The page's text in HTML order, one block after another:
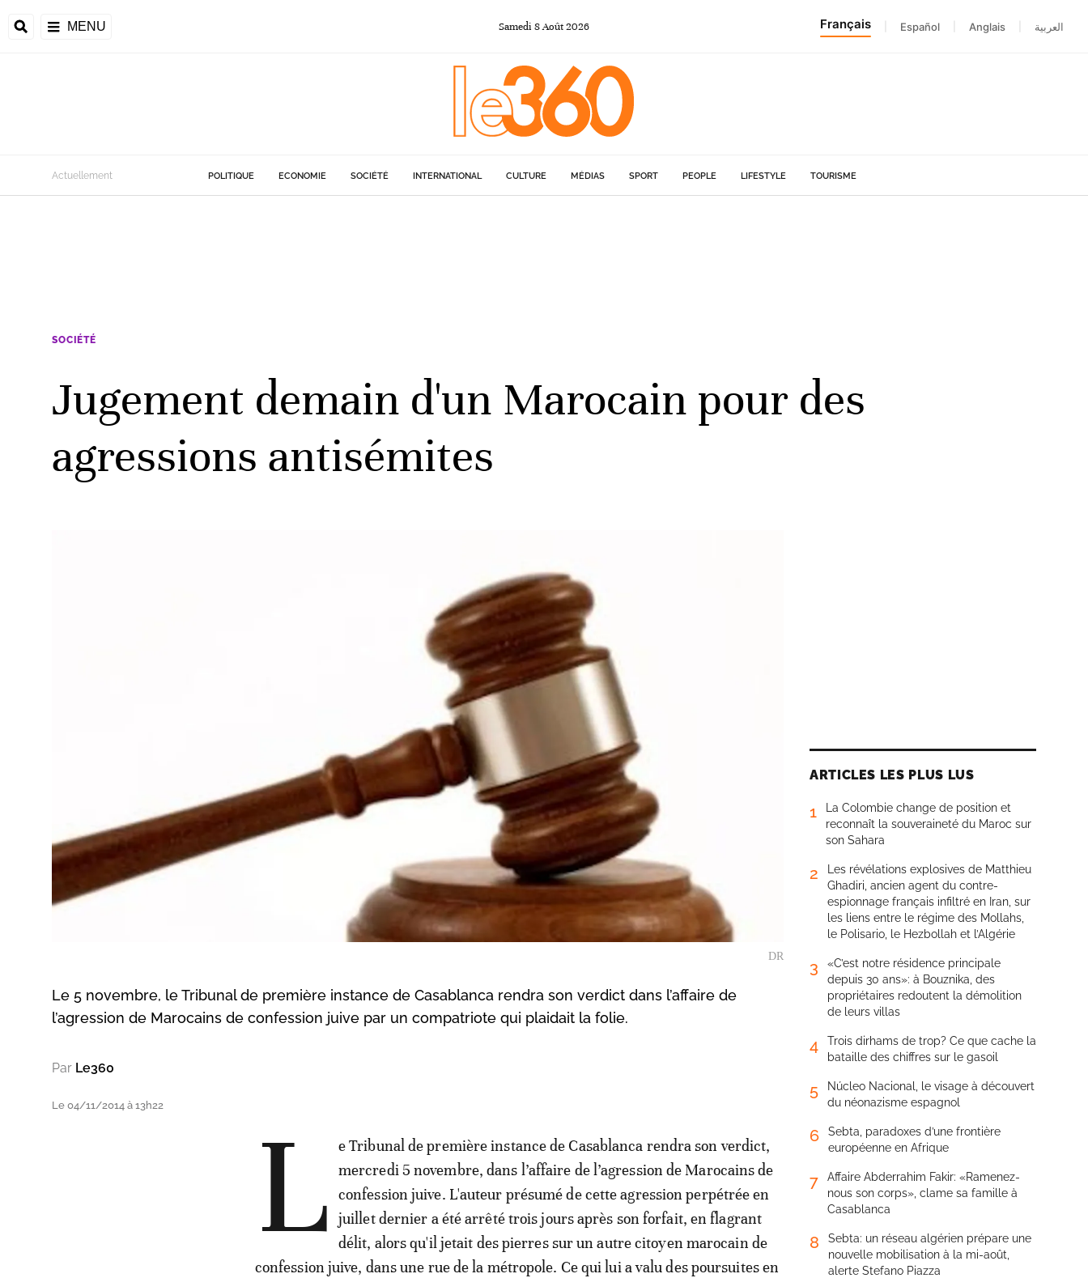
MENU Samedi 8Août2026 Français Español Anglais العربية
Actuellement POLITIQUE ECONOMIE SOCIÉTÉ INTERNATIONAL CULTURE MÉDIAS SPORT PEOPLE LIFESTYLE TOURISME
SOCIÉTÉ
Jugement demain d'un Marocain pour des
agressions antisémites
DR
Le 5 novembre, le Tribunal de première instance de Casablanca rendra son verdict dans l’affaire de
l’agression de Marocains de confession juive par un compatriote qui plaidait la folie.
Par Le360
Le 04/11/2014 à 13h22 L
e Tribunal de première instance de Casablanca rendra son verdict,
mercredi 5 novembre, dans l’affaire de l’agression de Marocains de
confession juive. L'auteur présumé de cette agression perpétrée en
juillet dernier a été arrêté trois jours après son forfait, en flagrant
délit, alors qu'il jetait des pierres sur un autre citoyen marocain de
confession juive, dans une rue de la métropole. Ce qui lui a valu des poursuites en
ARTICLES LES PLUS LUS
1
La Colombie change de position et
reconnaît la souveraineté du Maroc sur
son Sahara
2
Les révélations explosives de Matthieu
Ghadiri, ancien agent du contre-
espionnage français infiltré en Iran, sur
les liens entre le régime des Mollahs,
le Polisario, le Hezbollah et l’Algérie
3
«C’est notre résidence principale
depuis 30 ans»: à Bouznika, des
propriétaires redoutent la démolition
de leurs villas
4
Trois dirhams de trop? Ce que cache la
bataille des chiffres sur le gasoil
5
Núcleo Nacional, le visage à découvert
du néonazisme espagnol
6
Sebta, paradoxes d’une frontière
européenne en Afrique
7
Affaire Abderrahim Fakir: «Ramenez-
nous son corps», clame sa famille à
Casablanca
8
Sebta: un réseau algérien prépare une
nouvelle mobilisation à la mi-août,
alerte Stefano Piazza